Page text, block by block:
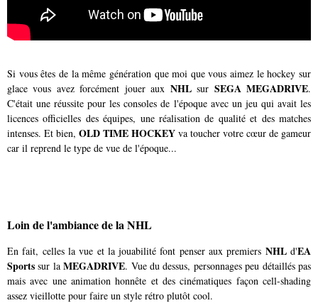
Si vous êtes de la même génération que moi que vous aimez le hockey sur
glace vous avez forcément jouer aux NHLsur SEGA MEGADRIVE.
C'était une réussite pour les consoles de l'époque avec un jeu qui avait les
licences officielles des équipes, une réalisation de qualité et des matches
intenses. Et bien, OLD TIME HOCKEY va toucher votre cœur de gameur
car il reprend le type de vue de l'époque...
Loin de l'ambiance de la NHL
En fait, celles la vue et la jouabilité font penser aux premiers NHLd'EA
Sports sur laMEGADRIVE. Vue du dessus, personnages peu détaillés pas
mais avec une animation honnête et des cinématiques façon cell-shading
assez vieillotte pour faire un style rétro plutôt cool.